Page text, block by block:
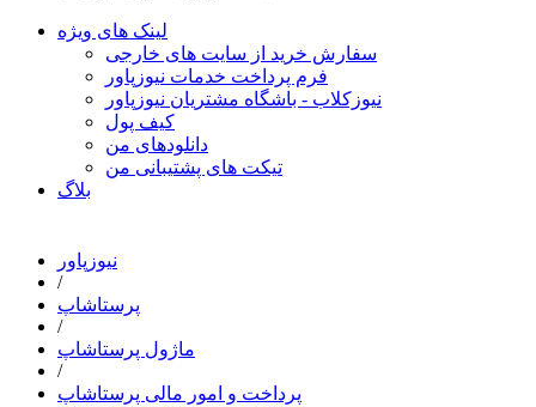
لینک های ویژه
سفارش خرید از سایت های خارجی
فرم پرداخت خدمات نیوزپاور
نیوزکلاب - باشگاه مشتریان نیوزپاور
کیف پول
دانلودهای من
تیکت های پشتیبانی من
بلاگ
نیوزپاور
/
پرستاشاپ
/
ماژول پرستاشاپ
/
پرداخت و امور مالی پرستاشاپ